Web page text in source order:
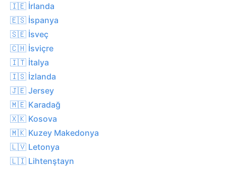
🇮🇪 İrlanda
🇪🇸 İspanya
🇸🇪 İsveç
🇨🇭 İsviçre
🇮🇹 İtalya
🇮🇸 İzlanda
🇯🇪 Jersey
🇲🇪 Karadağ
🇽🇰 Kosova
🇲🇰 Kuzey Makedonya
🇱🇻 Letonya
🇱🇮 Lihtenştayn